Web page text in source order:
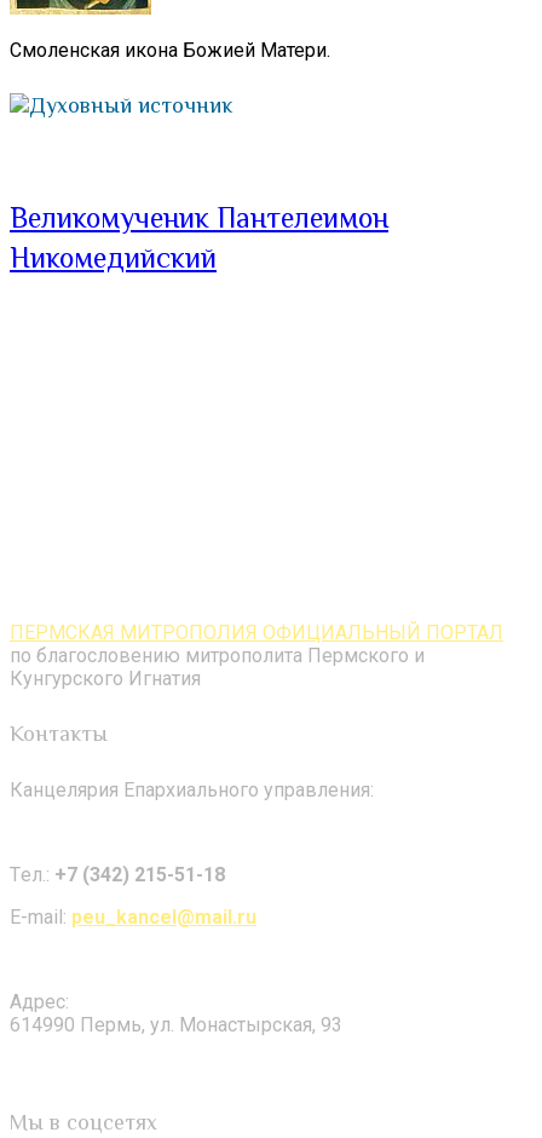
Смоленская икона Божией Матери.
Духовный источник
Великомученик Пантелеимон
Никомедийский
ПЕРМСКАЯ МИТРОПОЛИЯ ОФИЦИАЛЬНЫЙ ПОРТАЛ
по благословению митрополита Пермского и
Кунгурского Игнатия
Контакты
Канцелярия Епархиального управления:
Tел.: +7 (342) 215-51-18
E-mail: peu_kancel@mail.ru
Адрес:
614990 Пермь, ул. Монастырская, 93
Мы в соцсетях